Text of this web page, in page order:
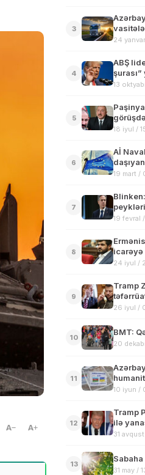
A A
3
24
4
ABŞ
13
5
18 iyul /
6
Aİ
edəcək
19 mart /
7
19 fevral
8
24 iyul /
9
Tramp
26 iyul /
10
BMT:
20
11
10 iyun /
12
Tramp
ilə
31
13
31 may /